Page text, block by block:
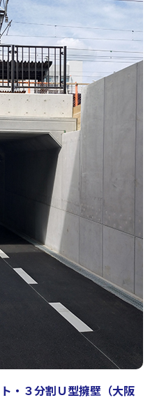
・３分割Ｕ型擁壁（大阪